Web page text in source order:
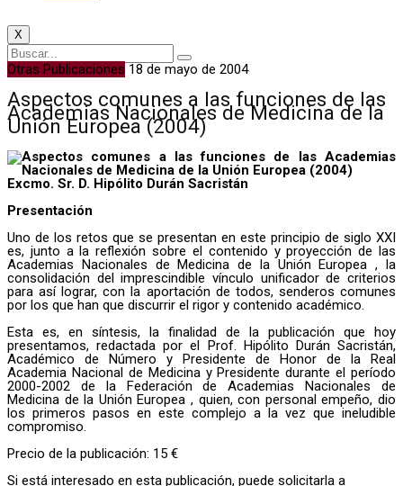
X
Otras Publicaciones 18 de mayo de 2004
Aspectos comunes a las funciones de las
Academias Nacionales de Medicina de la
Unión Europea (2004)
Excmo. Sr. D. Hipólito Durán Sacristán
Presentación
Uno de los retos que se presentan en este principio de siglo XXI
es, junto a la reflexión sobre el contenido y proyección de las
Academias Nacionales de Medicina de la Unión Europea , la
consolidación del imprescindible vínculo unificador de criterios
para así lograr, con la aportación de todos, senderos comunes
por los que han que discurrir el rigor y contenido académico.
Esta es, en síntesis, la finalidad de la publicación que hoy
presentamos, redactada por el Prof. Hipólito Durán Sacristán,
Académico de Número y Presidente de Honor de la Real
Academia Nacional de Medicina y Presidente durante el período
2000-2002 de la Federación de Academias Nacionales de
Medicina de la Unión Europea , quien, con personal empeño, dio
los primeros pasos en este complejo a la vez que ineludible
compromiso.
Precio de la publicación: 15 €
Si está interesado en esta publicación, puede solicitarla a